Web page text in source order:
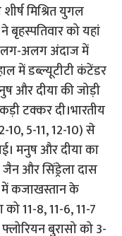
मिश्रित युगल
बृहस्पतिवार को यहां
अलग अंदाज में
में डब्ल्यूटीटी कंटेंडर
और दीया की जोड़ी
टक्कर दी।भारतीय
10, 5-11, 12-10) से
मनुष और दीया का
जैन और सिंड्रेला दास
में कजाखस्तान के
को 11-8, 11-6, 11-7
बुरासो को 3-